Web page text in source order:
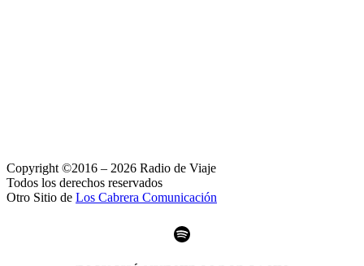
Copyright ©2016 – 2026 Radio de Viaje
Todos los derechos reservados
Otro Sitio de Los Cabrera Comunicación
Spotify